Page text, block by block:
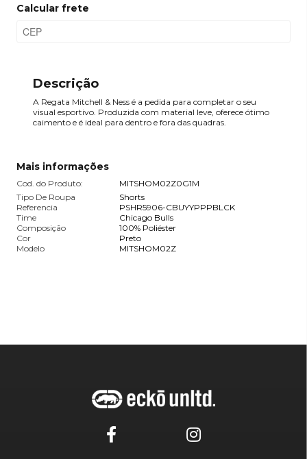
Calcular frete
Descrição
A Regata Mitchell & Ness é a pedida para completar o seu
visual esportivo. Produzida com material leve, oferece ótimo
caimento e é ideal para dentro e fora das quadras.
Mais informações
Cod. do Produto:
MITSHOM02Z0G1M
Tipo De Roupa
Shorts
Referencia
PSHR5906-CBUYYPPPBLCK
Time
Chicago Bulls
Composição
100% Poliéster
Cor
Preto
Modelo
MITSHOM02Z